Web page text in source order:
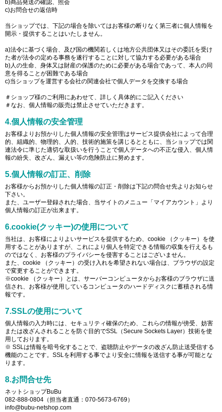
b)商品発送の確認、照会
c)お問合せの返信時
当ショップでは、下記の場合を除いてはお客様の断りなく第三者に個人情報を
開示・提供することはいたしません。
a)法令に基づく場合、及び国の機関若しくは地方公共団体又はその委託を受け
た者が法令の定める事務を遂行することに対して協力する必要がある場合
b)人の生命、身体又は財産の保護のために必要がある場合であって、本人の同
意を得ることが困難である場合
c)当ショップを運営する会社の関連会社で個人データを交換する場合
＃ショップ様のご利用にあわせて、詳しく具体的にご記入ください
＃なお、個人情報の販売は禁止させていただきます。
4.個人情報の安全管理
お客様よりお預かりした個人情報の安全管理はサービス提供会社によって合理
的、組織的、物理的、人的、技術的施策を講じるとともに、当ショップでは関
連法令に準じた適切な取扱いを行うことで個人データへの不正な侵入、個人情
報の紛失、改ざん、漏えい等の危険防止に努めます。
5.個人情報の訂正、削除
お客様からお預かりした個人情報の訂正・削除は下記の問合せ先よりお知らせ
下さい。
また、ユーザー登録された場合、当サイトのメニュー「マイアカウント」より
個人情報の訂正が出来ます。
6.cookie(クッキー)の使用について
当社は、お客様によりよいサービスを提供するため、cookie （クッキー）を使
用することがありますが、これにより個人を特定できる情報の収集を行えるも
のではなく、お客様のプライバシーを侵害することはございません。
また、cookie （クッキー）の受け入れを希望されない場合は、ブラウザの設定
で変更することができます。
※cookie （クッキー）とは、サーバーコンピュータからお客様のブラウザに送
信され、お客様が使用しているコンピュータのハードディスクに蓄積される情
報です。
7.SSLの使用について
個人情報の入力時には、セキュリティ確保のため、これらの情報が傍受、妨害
または改ざんされることを防ぐ目的でSSL（Secure Sockets Layer）技術を使
用しております。
※ SSLは情報を暗号化することで、盗聴防止やデータの改ざん防止送受信する
機能のことです。SSLを利用する事でより安全に情報を送信する事が可能とな
ります。
8.お問合せ先
ネットショップBuBu
082-888-0804（担当者直通：070-5673-6769）
info@bubu-netshop.com